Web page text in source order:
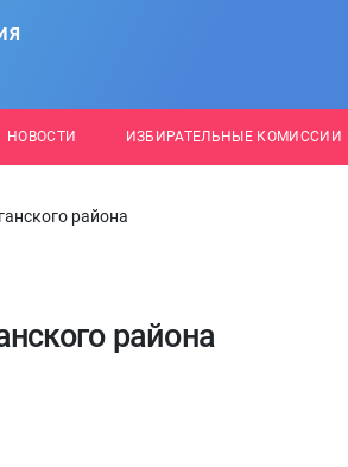
НОВОСТИ ИЗБИРАТЕЛЬНЫЕ КОМИССИИ
района
района